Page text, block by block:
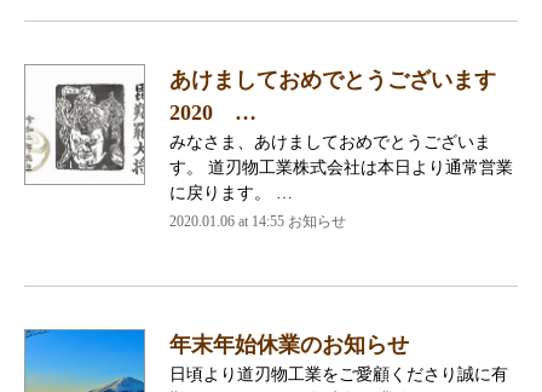
あけましておめでとうございます
2020 …
みなさま、あけましておめでとうございま
す。 道刃物工業株式会社は本日より通常営業
に戻ります。 …
2020.01.06 at 14:55 お知らせ
年末年始休業のお知らせ
日頃より道刃物工業をご愛顧くださり誠に有